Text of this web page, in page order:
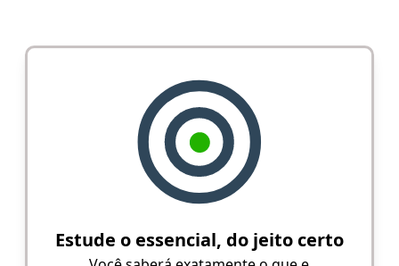
Estude o essencial, do jeito certo